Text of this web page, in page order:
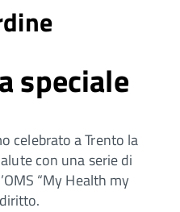
speciale
celebrato a Trento la
con una serie di
“My Health my